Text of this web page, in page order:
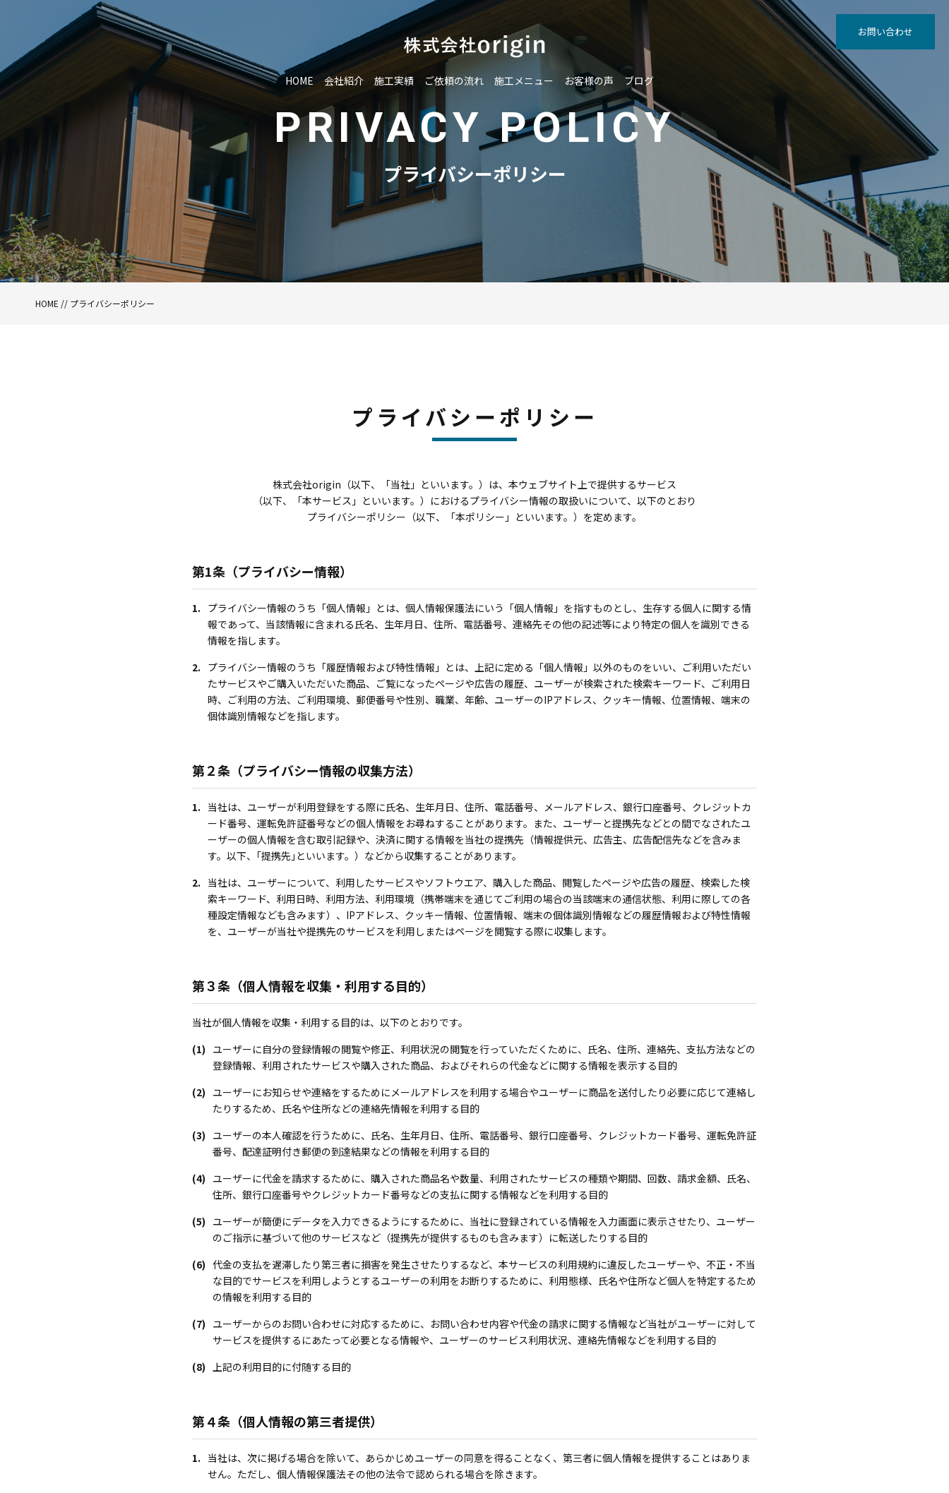
HOME 会社紹介 施工実績 ご依頼の流れ 施工メニュー お客様の声 ブログ
お問い合わせ
PRIVACY POLICY
プライバシーポリシー
HOME // プライバシーポリシー
プライバシーポリシー
株式会社origin（以下、「当社」といいます。）は、本ウェブサイト上で提供するサービス
（以下、「本サービス」といいます。）におけるプライバシー情報の取扱いについて、以下のとおり
プライバシーポリシー（以下、「本ポリシー」といいます。）を定めます。
第1条（プライバシー情報）
1. プライバシー情報のうち「個人情報」とは、個人情報保護法にいう「個人情報」を指すものとし、生存する個人に関する情
報であって、当該情報に含まれる氏名、生年月日、住所、電話番号、連絡先その他の記述等により特定の個人を識別できる
情報を指します。
2. プライバシー情報のうち「履歴情報および特性情報」とは、上記に定める「個人情報」以外のものをいい、ご利用いただい
たサービスやご購入いただいた商品、ご覧になったページや広告の履歴、ユーザーが検索された検索キーワード、ご利用日
時、ご利用の方法、ご利用環境、郵便番号や性別、職業、年齢、ユーザーのIPアドレス、クッキー情報、位置情報、端末の
個体識別情報などを指します。
第２条（プライバシー情報の収集方法）
1. 当社は、ユーザーが利用登録をする際に氏名、生年月日、住所、電話番号、メールアドレス、銀行口座番号、クレジットカ
ード番号、運転免許証番号などの個人情報をお尋ねすることがあります。また、ユーザーと提携先などとの間でなされたユ
ーザーの個人情報を含む取引記録や、決済に関する情報を当社の提携先（情報提供元、広告主、広告配信先などを含みま
す。以下、｢提携先｣といいます。）などから収集することがあります。
2. 当社は、ユーザーについて、利用したサービスやソフトウエア、購入した商品、閲覧したページや広告の履歴、検索した検
索キーワード、利用日時、利用方法、利用環境（携帯端末を通じてご利用の場合の当該端末の通信状態、利用に際しての各
種設定情報なども含みます）、IPアドレス、クッキー情報、位置情報、端末の個体識別情報などの履歴情報および特性情報
を、ユーザーが当社や提携先のサービスを利用しまたはページを閲覧する際に収集します。
第３条（個人情報を収集・利用する目的）
当社が個人情報を収集・利用する目的は、以下のとおりです。
(1) ユーザーに自分の登録情報の閲覧や修正、利用状況の閲覧を行っていただくために、氏名、住所、連絡先、支払方法などの
登録情報、利用されたサービスや購入された商品、およびそれらの代金などに関する情報を表示する目的
(2) ユーザーにお知らせや連絡をするためにメールアドレスを利用する場合やユーザーに商品を送付したり必要に応じて連絡し
たりするため、氏名や住所などの連絡先情報を利用する目的
(3) ユーザーの本人確認を行うために、氏名、生年月日、住所、電話番号、銀行口座番号、クレジットカード番号、運転免許証
番号、配達証明付き郵便の到達結果などの情報を利用する目的
(4) ユーザーに代金を請求するために、購入された商品名や数量、利用されたサービスの種類や期間、回数、請求金額、氏名、
住所、銀行口座番号やクレジットカード番号などの支払に関する情報などを利用する目的
(5) ユーザーが簡便にデータを入力できるようにするために、当社に登録されている情報を入力画面に表示させたり、ユーザー
のご指示に基づいて他のサービスなど（提携先が提供するものも含みます）に転送したりする目的
(6) 代金の支払を遅滞したり第三者に損害を発生させたりするなど、本サービスの利用規約に違反したユーザーや、不正・不当
な目的でサービスを利用しようとするユーザーの利用をお断りするために、利用態様、氏名や住所など個人を特定するため
の情報を利用する目的
(7) ユーザーからのお問い合わせに対応するために、お問い合わせ内容や代金の請求に関する情報など当社がユーザーに対して
サービスを提供するにあたって必要となる情報や、ユーザーのサービス利用状況、連絡先情報などを利用する目的
(8) 上記の利用目的に付随する目的
第４条（個人情報の第三者提供）
1. 当社は、次に掲げる場合を除いて、あらかじめユーザーの同意を得ることなく、第三者に個人情報を提供することはありま
せん。ただし、個人情報保護法その他の法令で認められる場合を除きます。